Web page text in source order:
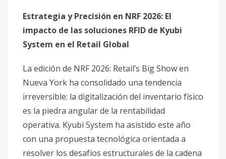
Estrategia y Precisión en NRF 2026: El
impacto de las soluciones RFID de Kyubi
System en el Retail Global
La edición de NRF 2026: Retail’s Big Show en
Nueva York ha consolidado una tendencia
irreversible: la digitalización del inventario físico
es la piedra angular de la rentabilidad
operativa. Kyubi System ha asistido este año
con una propuesta tecnológica orientada a
resolver los desafíos estructurales de la cadena